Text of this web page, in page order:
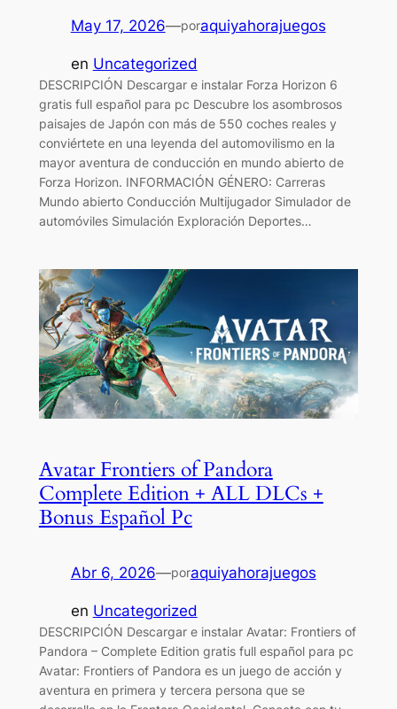
May 17, 2026—poraquiyahorajuegos
en Uncategorized
DESCRIPCIÓN Descargar e instalar Forza Horizon 6
gratis full español para pc Descubre los asombrosos
paisajes de Japón con más de 550 coches reales y
conviértete en una leyenda del automovilismo en la
mayor aventura de conducción en mundo abierto de
Forza Horizon. INFORMACIÓN GÉNERO: Carreras
Mundo abierto Conducción Multijugador Simulador de
automóviles Simulación Exploración Deportes…
Avatar Frontiers of Pandora
Complete Edition + ALL DLCs +
Bonus Español Pc
Abr 6, 2026—poraquiyahorajuegos
en Uncategorized
DESCRIPCIÓN Descargar e instalar Avatar: Frontiers of
Pandora – Complete Edition gratis full español para pc
Avatar: Frontiers of Pandora es un juego de acción y
aventura en primera y tercera persona que se